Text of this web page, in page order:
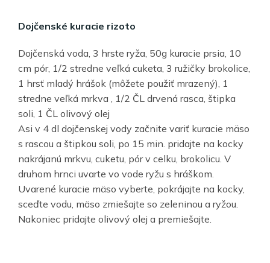
Dojčenské kuracie rizoto
Dojčenská voda, 3 hrste ryža, 50g kuracie prsia, 10
cm pór, 1/2 stredne veľká cuketa, 3 ružičky brokolice,
1 hrsť mladý hrášok (môžete použiť mrazený), 1
stredne veľká mrkva , 1/2 ČL drvená rasca, štipka
soli, 1 ČL olivový olej
Asi v 4 dl dojčenskej vody začnite variť kuracie mäso
s rascou a štipkou soli, po 15 min. pridajte na kocky
nakrájanú mrkvu, cuketu, pór v celku, brokolicu. V
druhom hrnci uvarte vo vode ryžu s hráškom.
Uvarené kuracie mäso vyberte, pokrájajte na kocky,
sceďte vodu, mäso zmiešajte so zeleninou a ryžou.
Nakoniec pridajte olivový olej a premiešajte.